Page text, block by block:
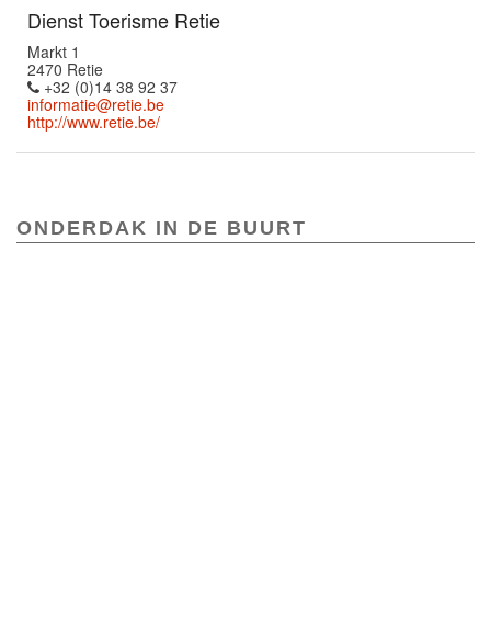
Dienst Toerisme Retie
Markt 1
2470 Retie
+32 (0)14 38 92 37
informatie@retie.be
http://www.retie.be/
ONDERDAK IN DE BUURT